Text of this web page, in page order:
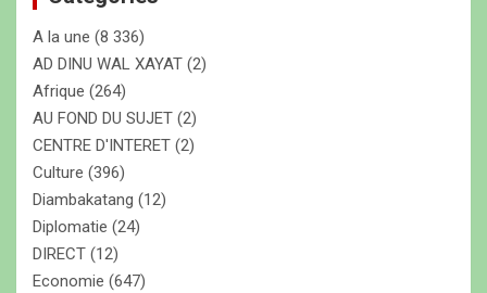
h
e
r
A la une (8 336)
AD DINU WAL XAYAT (2)
Afrique (264)
AU FOND DU SUJET (2)
CENTRE D'INTERET (2)
Culture (396)
Diambakatang (12)
Diplomatie (24)
DIRECT (12)
Economie (647)